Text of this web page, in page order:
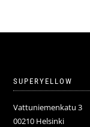
SUPERYELLOW
Vattuniemenkatu 3
00210 Helsinki